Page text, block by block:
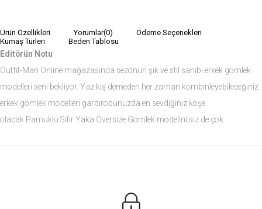
Ürün Özellikleri Yorumlar(0)
Ödeme Seçenekleri
Kumaş Türleri
Beden Tablosu
Editörün Notu
Outfit-Man Online mağazasında sezonun şık ve stil sahibi erkek gömlek
modelleri seni bekliyor. Yaz kış demeden her zaman kombinleyebileceğiniz
erkek gömlek modelleri gardırobunuzda en sevdiğiniz köşe
olacak.Pamuklu Sıfır Yaka Oversize Gömlek modelini siz de çok